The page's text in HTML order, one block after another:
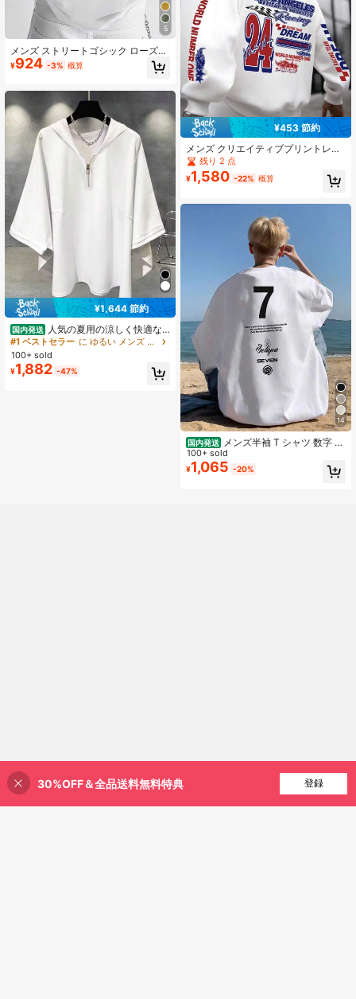
5
メンズ ストリートゴシック ローズプ
リント 半袖Tシャツ、夏に最適、快
適で通気性のある、ファッション
¥924 -3% 概算
¥1,644 節約
国内発送
人気の夏用の涼しく快適な
メンズバットスリーブジッパーフー
ド付きTシャツ。春と秋に適した、日
本のストリートスタイルのゆったり
としたカジュアルトップス。10代と
若いグループ向けのファッション衣
#1 ベストセラー
に ゆるい メンズ ジップアップ パーカー
100+ sold
¥1,882 -47%
¥453 節約
メンズ クリエイティブプリントレタ
ー カジュアルスポーツ通勤 多用途
長袖パーカースウェットシャツ、秋
用
残り 2 点
¥1,580 -22% 概算
14
国内発送
メンズ半袖 T シャツ 数字 7
バックプリント ホワイト 綿 100% 国
内発送 オーバーサイズ
100+ sold
¥1,065 -20%
22% 割引！
30%OFF＆全品送料無料特典 登録